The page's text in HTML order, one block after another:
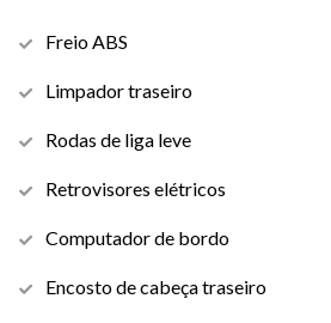
Freio ABS
Limpador traseiro
Rodas de liga leve
Retrovisores elétricos
Computador de bordo
Encosto de cabeça traseiro